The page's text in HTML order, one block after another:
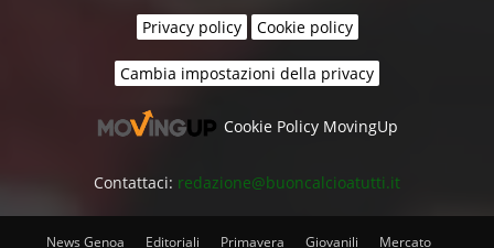
Privacy policy Cookie policy
Cambia impostazioni della privacy
Cookie Policy MovingUp
Contattaci: redazione@buoncalcioatutti.it
News Genoa Editoriali Primavera Giovanili Mercato